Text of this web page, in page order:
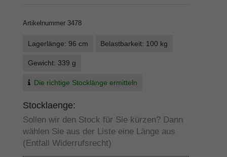
Artikelnummer 3478
Lagerlänge: 96 cm Belastbarkeit: 100 kg
Gewicht: 339 g
Die richtige Stocklänge ermitteln
Stocklaenge:
Sollen wir den Stock für Sie kürzen? Dann
wählen Sie aus der Liste eine Länge aus
(Entfall Widerrufsrecht)